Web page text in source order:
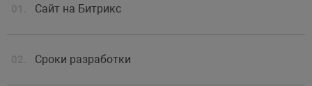
Сайт на Битрикс
Сроки разработки